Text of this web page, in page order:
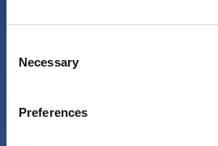
Selection
Necessary
Preferences
impatto concreto. Insieme a te, i
che fanno gli innovatori:
soluzioni migliori per risolvere i